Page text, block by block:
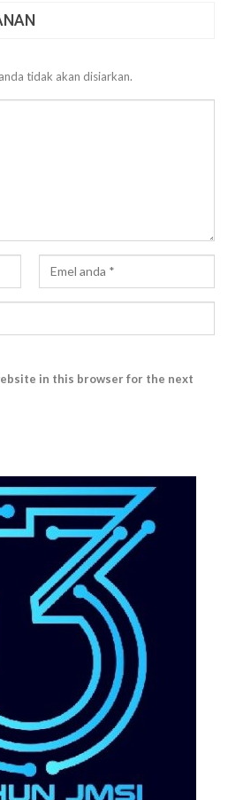
tidak akan disiarkan.
in this browser for the next